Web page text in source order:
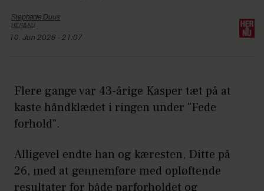
Stephanie Duus
HER&NU
10. Jun 2026 - 21:07
Flere gange var 43-årige Kasper tæt på at
kaste håndklædet i ringen under "Fede
forhold".
Alligevel endte han og kæresten, Ditte på
26, med at gennemføre med opløftende
resultater for både parforholdet og